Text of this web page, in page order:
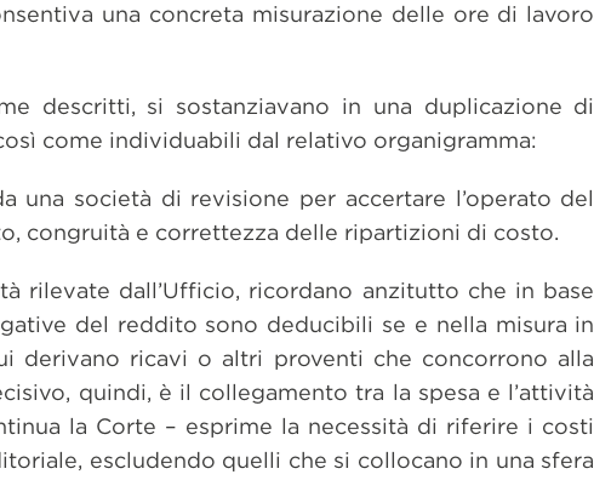
una concreta misurazione delle ore di lavoro
descritti, si sostanziavano in una duplicazione di
come individuabili dal relativo organigramma:
una società di revisione per accertare l’operato del
congruità e correttezza delle ripartizioni di costo.
rilevate dall’Ufficio, ricordano anzitutto che in base
del reddito sono deducibili se e nella misura in
derivano ricavi o altri proventi che concorrono alla
quindi, è il collegamento tra la spesa e l’attività
la Corte – esprime la necessità di riferire i costi
escludendo quelli che si collocano in una sfera